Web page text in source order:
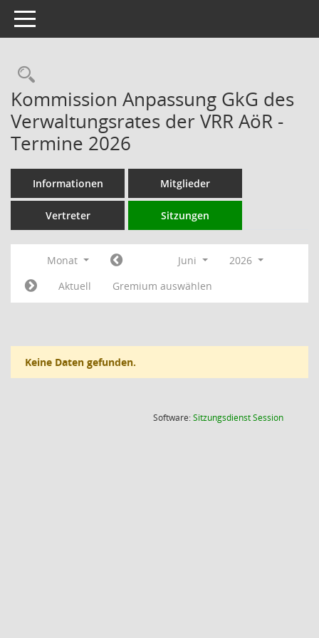
Toggle navigation
Rechercheauswahl
Kommission Anpassung GkG des
Verwaltungsrates der VRR AöR -
Termine 2026
Informationen Mitglieder
Vertreter Sitzungen
Monat Juni
2026
Aktuell
Gremium auswählen
Keine Daten gefunden.
Software:SitzungsdienstSession(Wird in